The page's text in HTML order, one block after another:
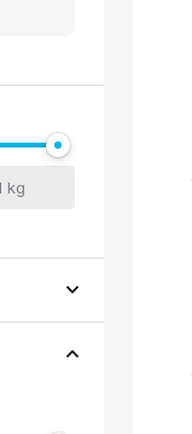
expand_more
expand_less